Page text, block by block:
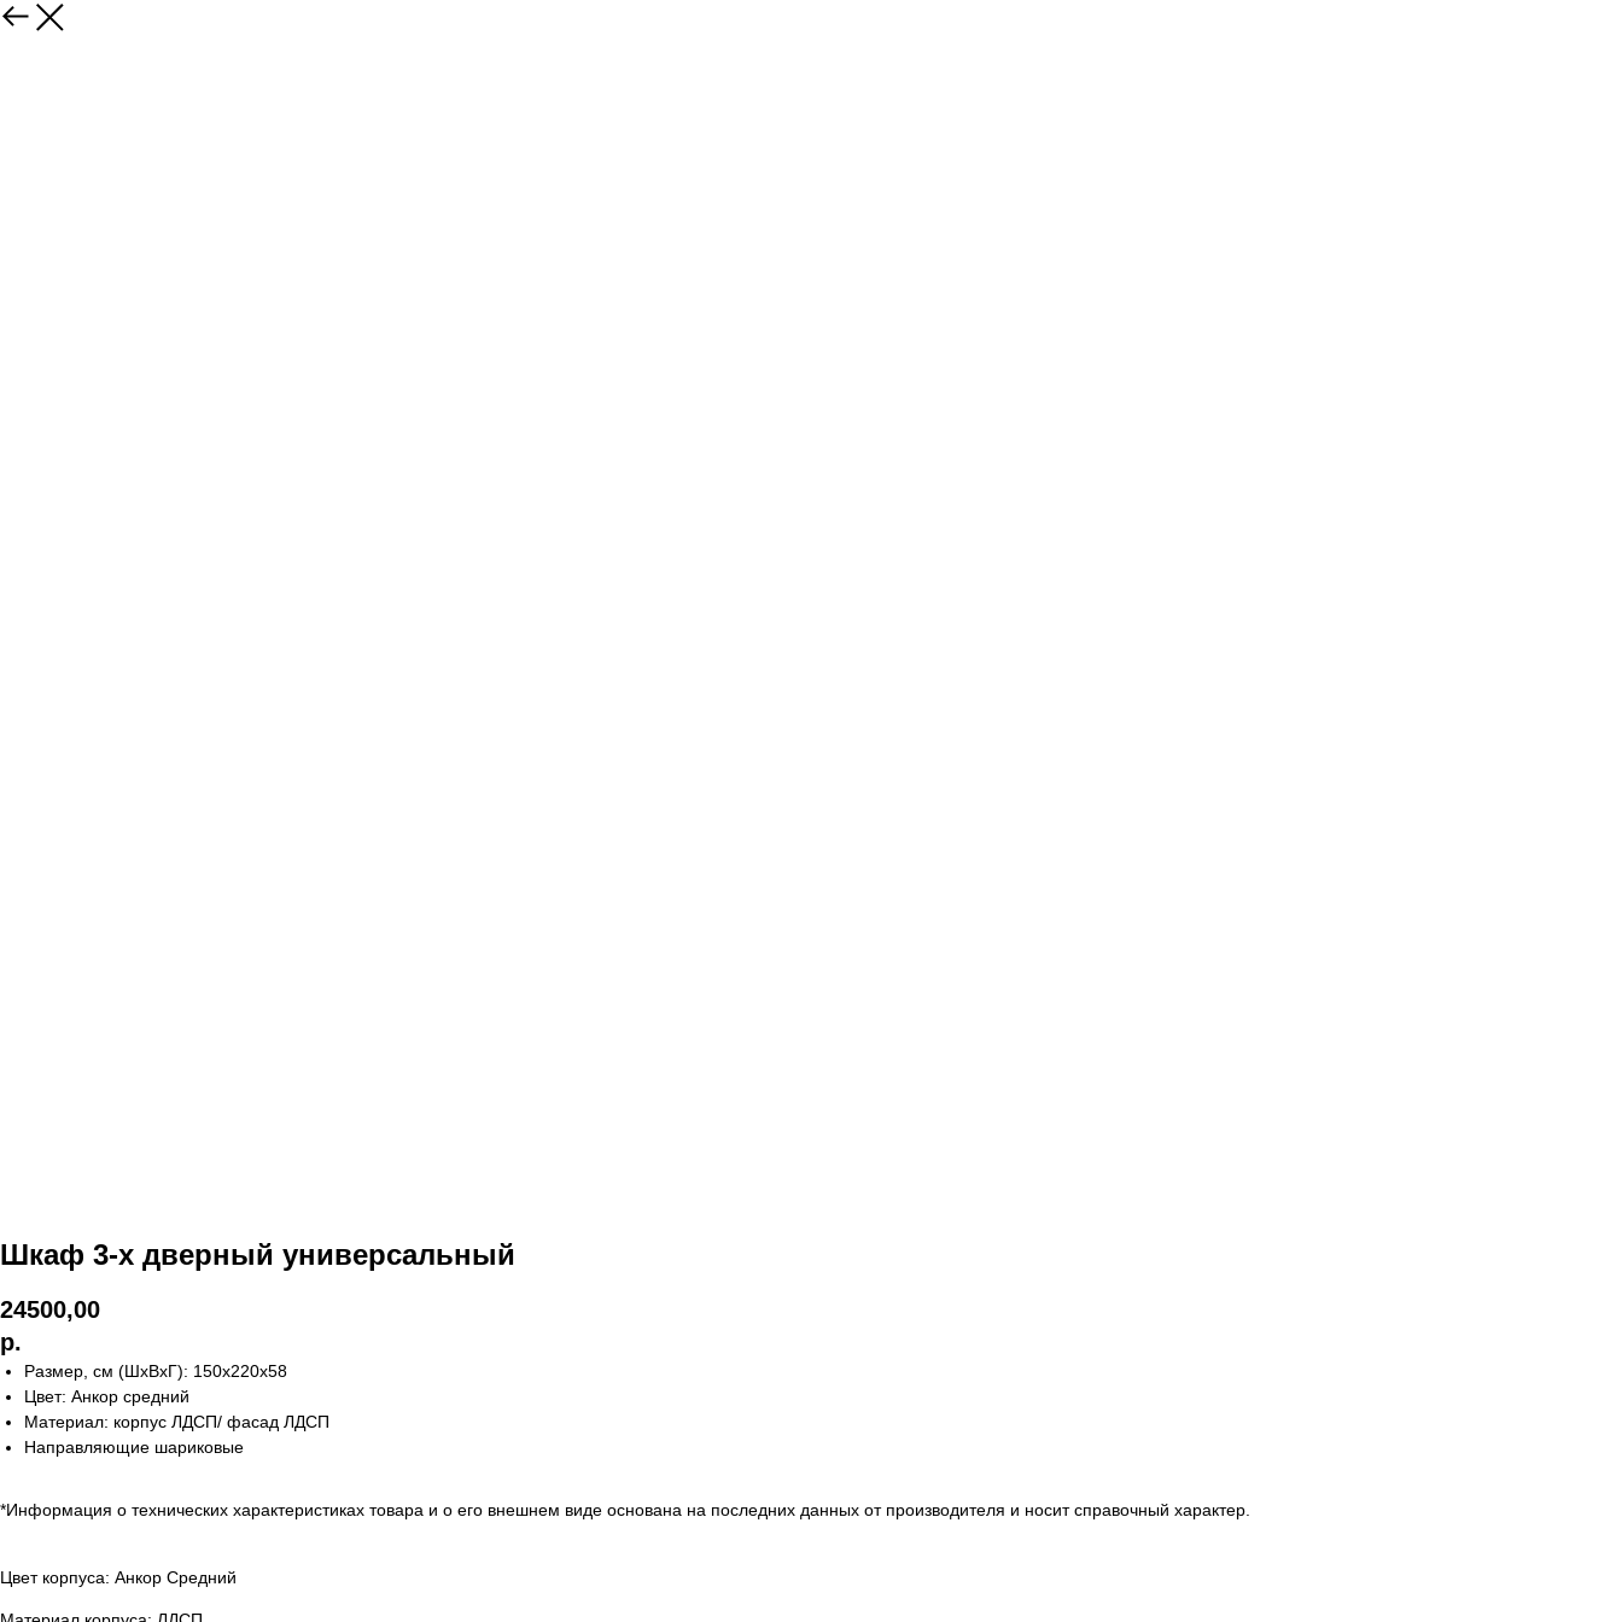
Шкаф 3-х дверный универсальный
24500,00
р.
Размер, см (ШхВхГ): 150х220х58
Цвет: Анкор средний
Материал: корпус ЛДСП/ фасад ЛДСП
Направляющие шариковые
*Информация о технических характеристиках товара и о его внешнем виде основана на последних данных от производителя и носит справочный характер.
Цвет корпуса: Анкор Средний